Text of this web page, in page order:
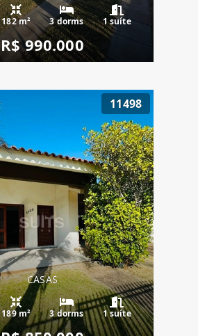
182 m² 3 dorms 1 suíte
R$ 990.000
11498
CASAS
189 m² 3 dorms 1 suíte